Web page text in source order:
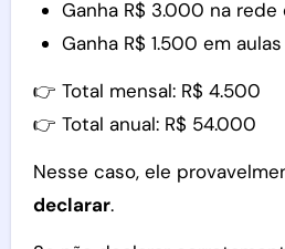
Ganha R$ 3.000 na rede
Ganha R$ 1.500 em
👉 Total mensal: R$ 4.500
👉 Total anual: R$ 54.000
Nesse caso, ele
declarar.